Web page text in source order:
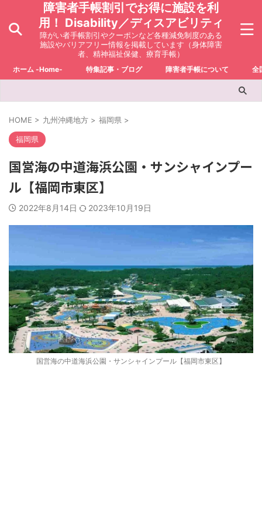
障害者手帳割引でお得に施設を利
用！ Disability／ディスアビリティ
障がい者手帳割引やクーポンなど各種減免制度のある
施設やバリアフリー情報を掲載しています（身体障害
者、精神福祉保健、療育手帳）
ホーム -Home- 特集記事・ブログ 障害者手帳について 全
HOME > 九州沖縄地方 > 福岡県 >
福岡県
国営海の中道海浜公園・サンシャインプー
ル【福岡市東区】
2022年8月14日 2023年10月19日
国営海の中道海浜公園・サンシャインプール【福岡市東区】